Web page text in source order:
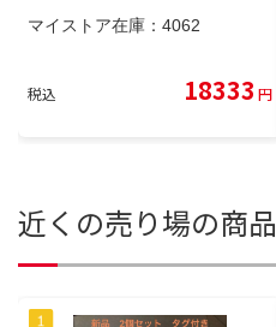
マイストア在庫： 4062
税込 18333 円
近くの売り場の商品